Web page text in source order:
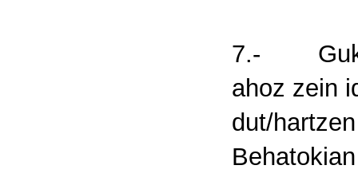
7.- Guk/
ahoz zein
dut/